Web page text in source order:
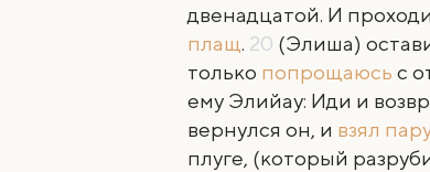
двенадцатой. И
плащ. 20 (Элиша)
только попрощаюсь с
ему Элийау: Иди и
вернулся он, и взял
плуге, (который